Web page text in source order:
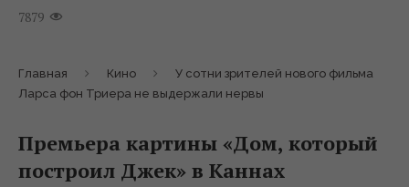
7879
Главная Кино
У сотни зрителей нового фильма
Ларса фон Триера не выдержали нервы
Премьера картины «Дом, который
построил Джек» в Каннах